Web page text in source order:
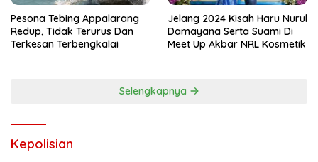
Pesona Tebing Appalarang
Redup, Tidak Terurus Dan
Terkesan Terbengkalai
Jelang 2024 Kisah Haru Nurul
Damayana Serta Suami Di
Meet Up Akbar NRL Kosmetik
Selengkapnya
Kepolisian